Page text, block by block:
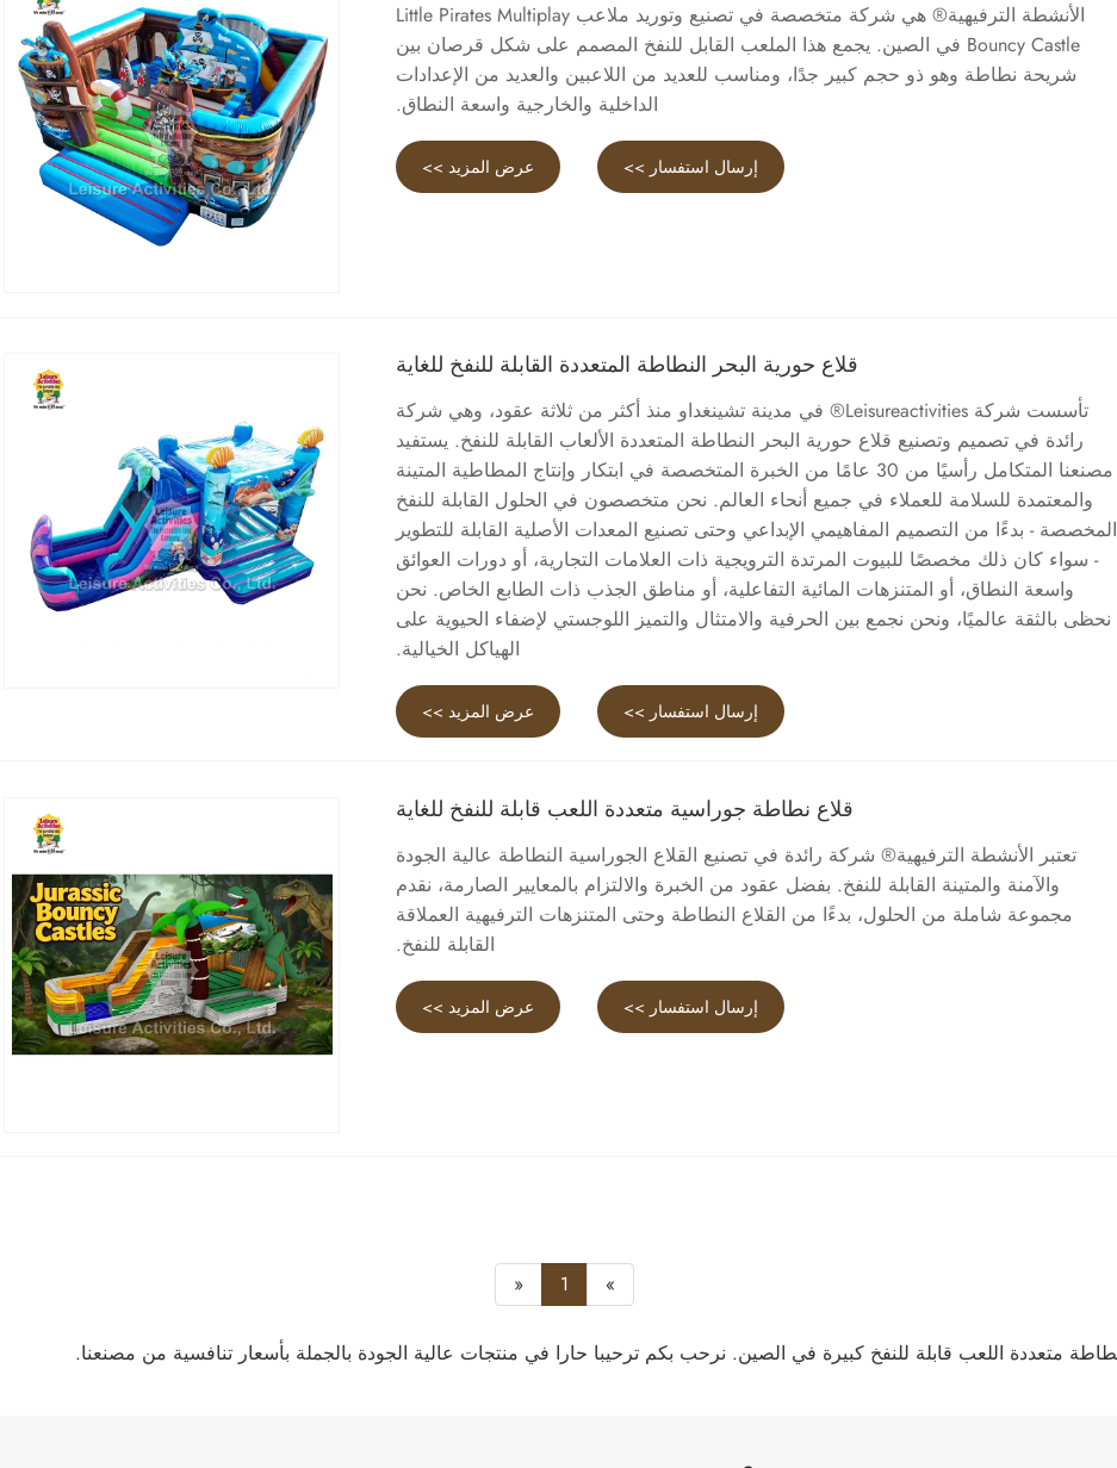
الأنشطة الترفيهية® هي شركة متخصصة في تصنيع وتوريد ملاعب Little Pirates Multiplay
Bouncy Castle في الصين. يجمع هذا الملعب القابل للنفخ المصمم على شكل قرصان بين
شريحة نطاطة وهو ذو حجم كبير جدًا، ومناسب للعديد من اللاعبين والعديد من الإعدادات
الداخلية والخارجية واسعة النطاق.
عرض المزيد >> إرسال استفسار >>
قلاع حورية البحر النطاطة المتعددة القابلة للنفخ للغاية
تأسست شركة Leisureactivities® في مدينة تشينغداو منذ أكثر من ثلاثة عقود، وهي شركة
رائدة في تصميم وتصنيع قلاع حورية البحر النطاطة المتعددة الألعاب القابلة للنفخ. يستفيد
مصنعنا المتكامل رأسيًا من 30 عامًا من الخبرة المتخصصة في ابتكار وإنتاج المطاطية المتينة
والمعتمدة للسلامة للعملاء في جميع أنحاء العالم. نحن متخصصون في الحلول القابلة للنفخ
المخصصة - بدءًا من التصميم المفاهيمي الإبداعي وحتى تصنيع المعدات الأصلية القابلة للتطوير
- سواء كان ذلك مخصصًا للبيوت المرتدة الترويجية ذات العلامات التجارية، أو دورات العوائق
واسعة النطاق، أو المتنزهات المائية التفاعلية، أو مناطق الجذب ذات الطابع الخاص. نحن
نحظى بالثقة عالميًا، ونحن نجمع بين الحرفية والامتثال والتميز اللوجستي لإضفاء الحيوية على
الهياكل الخيالية.
عرض المزيد >> إرسال استفسار >>
قلاع نطاطة جوراسية متعددة اللعب قابلة للنفخ للغاية
تعتبر الأنشطة الترفيهية® شركة رائدة في تصنيع القلاع الجوراسية النطاطة عالية الجودة
والآمنة والمتينة القابلة للنفخ. بفضل عقود من الخبرة والالتزام بالمعايير الصارمة، نقدم
مجموعة شاملة من الحلول، بدءًا من القلاع النطاطة وحتى المتنزهات الترفيهية العملاقة
القابلة للنفخ.
عرض المزيد >> إرسال استفسار >>
« 1 »